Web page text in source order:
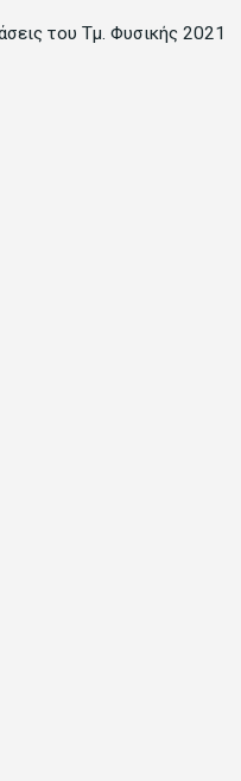
του Τμ. Φυσικής 2021